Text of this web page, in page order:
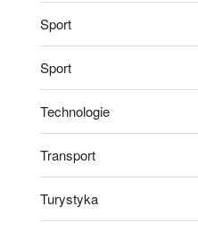
Sport
Sport
Technologie
Transport
Turystyka